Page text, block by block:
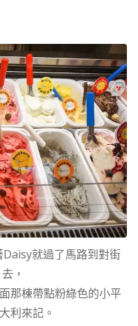
就過了馬路到對街
去，
那棟帶點粉綠色的小平
利來記。